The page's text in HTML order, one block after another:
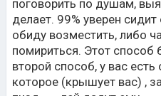
поговорить по душам,
делает. 99% уверен
обиду возместить, либо
помириться. Этот
второй способ, у вас
которое (крышует вас) ,